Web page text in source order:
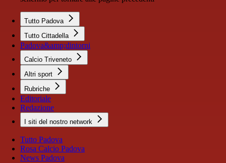
Tutto Padova
Tutto Cittadella
Padova&amp;dintorni
Calcio Triveneto
Altri sport
Rubriche
Editoriale
Redazione
I siti del nostro network
Tutto Padova
Rosa Calcio Padova
News Padova